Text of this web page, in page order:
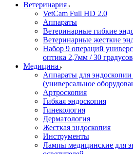
Ветеринария
VetCam Full HD 2.0
Аппараты
Ветеринарные гибкие
Ветеринарные жесткие
Набор 9 операций
оптика 2,7мм / 30
Медицина
Аппараты для
(универсальное
Артроскопия
Гибкая эндоскопия
Гинекология
Дерматология
Жесткая эндоскопия
Инструменты
Лампы медицинские для